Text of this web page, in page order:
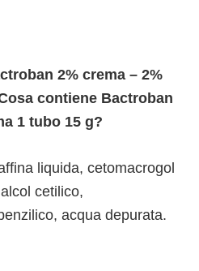
2% crema – 2%
contiene Bactroban
1 tubo 15 g?
liquida, cetomacrogol
cetilico,
acqua depurata.